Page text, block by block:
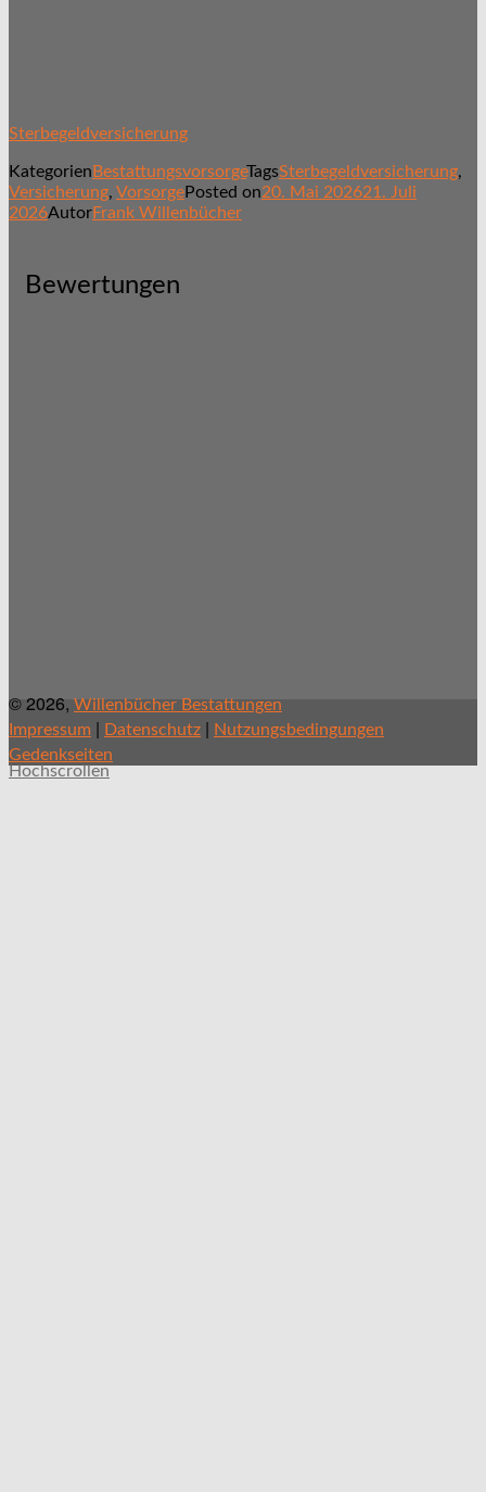
Sterbegeldversicherung
Kategorien BestattungsvorsorgeTagsSterbegeldversicherung,
Versicherung, VorsorgePosted on20. Mai 202621. Juli
2026AutorFrank Willenbücher
Bewertungen
© 2026, Willenbücher Bestattungen
Impressum | Datenschutz | Nutzungsbedingungen
Gedenkseiten
Hochscrollen